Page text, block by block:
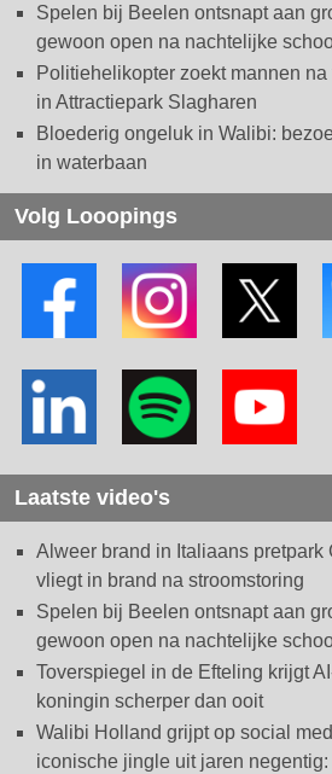
Spelen bij Beelen ontsnapt aan
gewoon open na nachtelijke
Politiehelikopter zoekt mannen
in Attractiepark Slagharen
Bloederig ongeluk in Walibi:
in waterbaan
Volg Looopings
Laatste video's
Alweer brand in Italiaans pretpark
vliegt in brand na stroomstoring
Spelen bij Beelen ontsnapt aan
gewoon open na nachtelijke
Toverspiegel in de Efteling krijgt
koningin scherper dan ooit
Walibi Holland grijpt op social
iconische jingle uit jaren